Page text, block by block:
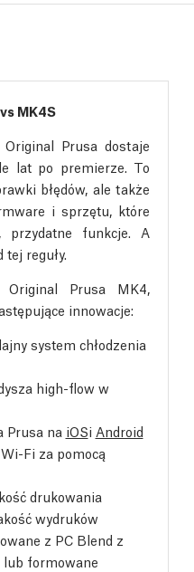
MK4S
Prusa dostaje
lat po premierze. To
błędów, ale także
i sprzętu, które
przydatne funkcje. A
reguły.
Prusa MK4,
innowacje:
system chłodzenia
high-flow w
Prusa na iOSi Android
Fi za pomocą
drukowania
wydruków
z PC Blend z
lub formowane